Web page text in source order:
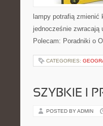
lampy potrafią
jednocześnie zwracają
Polecam: Poradniki o
CATEGORIES:
SZYBKIE I
POSTED BY ADMIN